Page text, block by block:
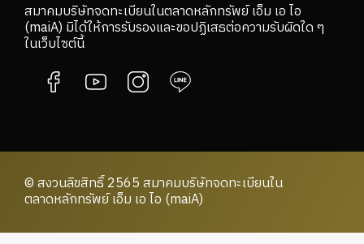
สมาคมบริษัทจดทะเบียนในตลาดหลักทรัพย์ เอ็ม เอ ไอ
(maiA) มิได้ให้การรับรองและขอปฏิเสธต่อความรับผิดใด ๆ
ในเว็บไซต์นี้
© สงวนลิขสิทธิ์ 2565 สมาคมบริษัทจดทะเบียนใน
ตลาดหลักทรัพย์ เอ็ม เอ ไอ (maiA)